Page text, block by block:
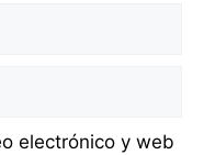
electrónico y web